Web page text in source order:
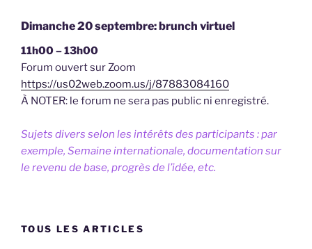
Dimanche 20 septembre: brunch virtuel
11h00 – 13h00
Forum ouvert sur Zoom
https://us02web.zoom.us/j/87883084160
À NOTER: le forum ne sera pas public ni enregistré.
Sujets divers selon les intérêts des participants : par
exemple, Semaine internationale, documentation sur
le revenu de base, progrès de l’idée, etc.
TOUS LES ARTICLES